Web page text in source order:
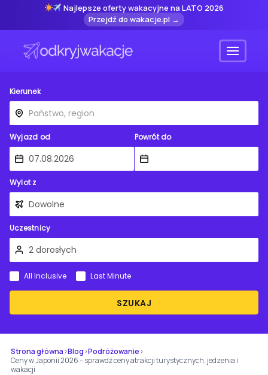
Najlepsze oferty wakacyjne na LATO 2026
Przejdź do wakacje.pl →
Menu
Kierunek
Wyjazd od Powrót do
Wylot z
Uczestnicy
SZUKAJ
All Inclusive Last Minute
Strona główna›Blog›Podróżowanie›
Ceny w Japonii 2026 – sprawdź ceny atrakcji turystycznych, jedzenia i
wakacji